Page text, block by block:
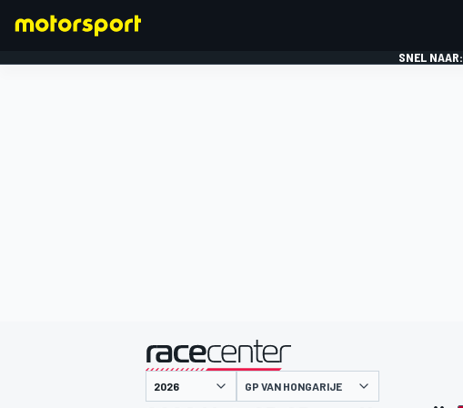
SNEL NAAR:
gepresenteerd door
GP VAN HONGARIJE